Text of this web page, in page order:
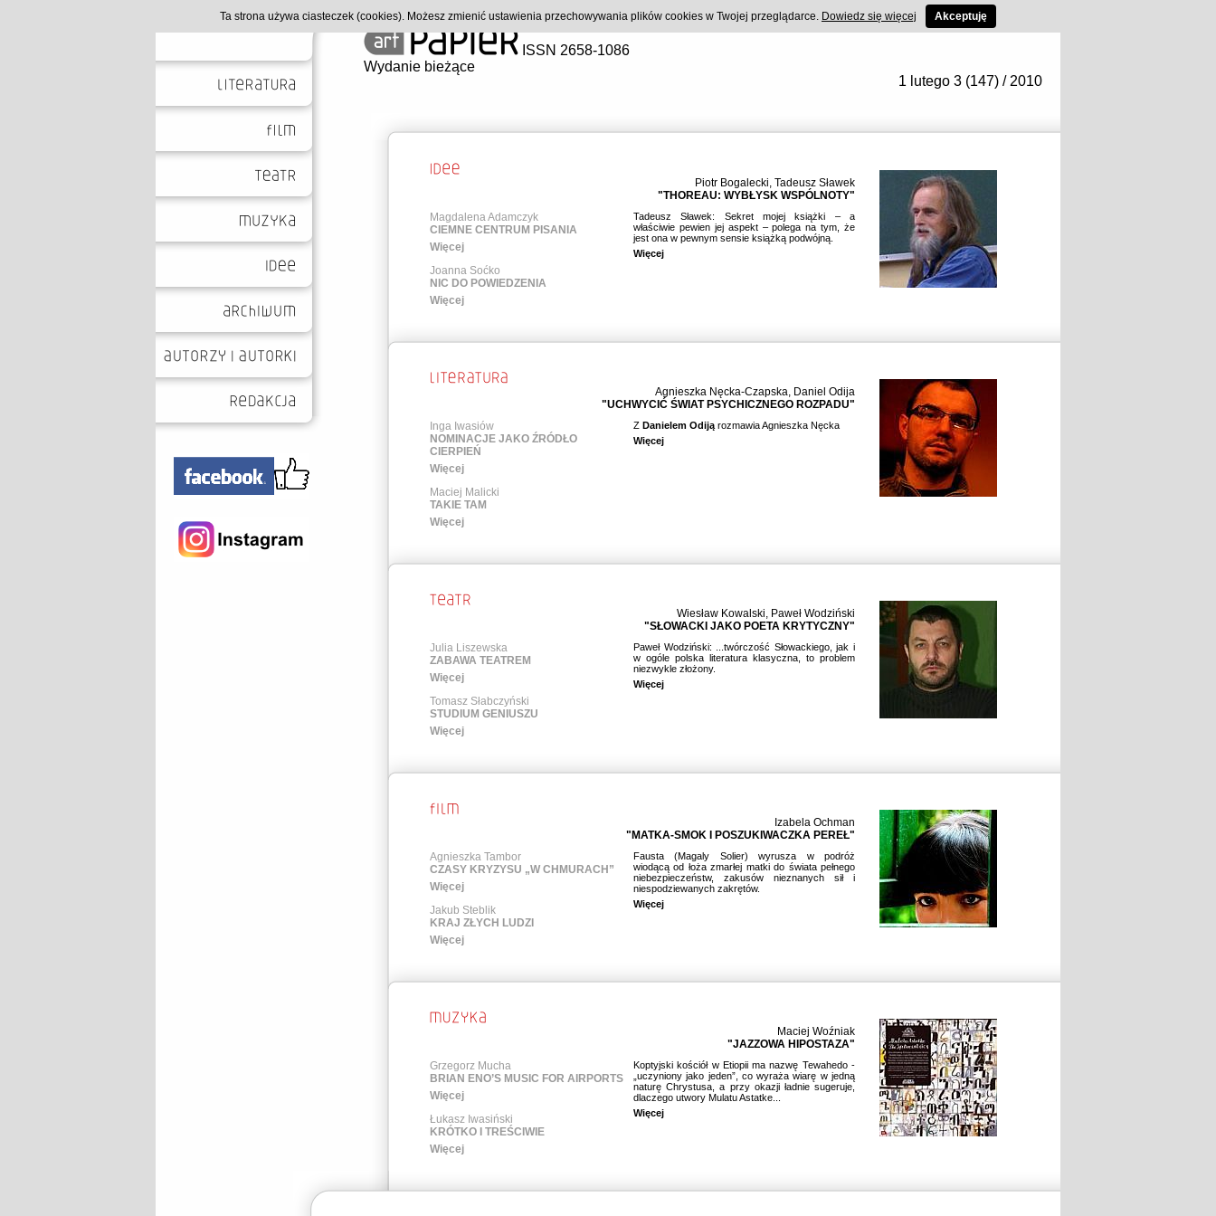
ISSN 2658-1086
Wydanie bieżące
1 lutego 3 (147) / 2010
Piotr Bogalecki, Tadeusz Sławek
"THOREAU: WYBŁYSK WSPÓLNOTY"
Magdalena Adamczyk
CIEMNE CENTRUM PISANIA
Więcej
Joanna Soćko
NIC DO POWIEDZENIA
Więcej
Tadeusz Sławek: Sekret mojej książki – a
właściwie pewien jej aspekt – polega na tym, że
jest ona w pewnym sensie książką podwójną.
Więcej
Agnieszka Nęcka-Czapska, Daniel Odija
"UCHWYCIĆ ŚWIAT PSYCHICZNEGO ROZPADU"
Inga Iwasiów
NOMINACJE JAKO ŹRÓDŁO
CIERPIEŃ
Więcej
Maciej Malicki
TAKIE TAM
Więcej
Z Danielem Odiją rozmawia Agnieszka Nęcka
Więcej
Wiesław Kowalski, Paweł Wodziński
"SŁOWACKI JAKO POETA KRYTYCZNY"
Julia Liszewska
ZABAWA TEATREM
Więcej
Tomasz Słabczyński
STUDIUM GENIUSZU
Więcej
Paweł Wodziński: ...twórczość Słowackiego, jak i
w ogóle polska literatura klasyczna, to problem
niezwykle złożony.
Więcej
Izabela Ochman
"MATKA-SMOK I POSZUKIWACZKA PEREŁ"
Agnieszka Tambor
CZASY KRYZYSU „W CHMURACH”
Więcej
Jakub Steblik
KRAJ ZŁYCH LUDZI
Więcej
Fausta (Magaly Solier) wyrusza w podróż
wiodącą od łoża zmarłej matki do świata pełnego
niebezpieczeństw, zakusów nieznanych sił i
niespodziewanych zakrętów.
Więcej
Maciej Woźniak
"JAZZOWA HIPOSTAZA"
Grzegorz Mucha
BRIAN ENO’S MUSIC FOR AIRPORTS
Więcej
Łukasz Iwasiński
KRÓTKO I TREŚCIWIE
Więcej
Koptyjski kościół w Etiopii ma nazwę Tewahedo -
„uczyniony jako jeden”, co wyraża wiarę w jedną
naturę Chrystusa, a przy okazji ładnie sugeruje,
dlaczego utwory Mulatu Astatke...
Więcej
Ta strona używa ciasteczek (cookies). Możesz zmienić ustawienia przechowywania plików cookies w Twojej przeglądarce. Dowiedz się więcej Akceptuję